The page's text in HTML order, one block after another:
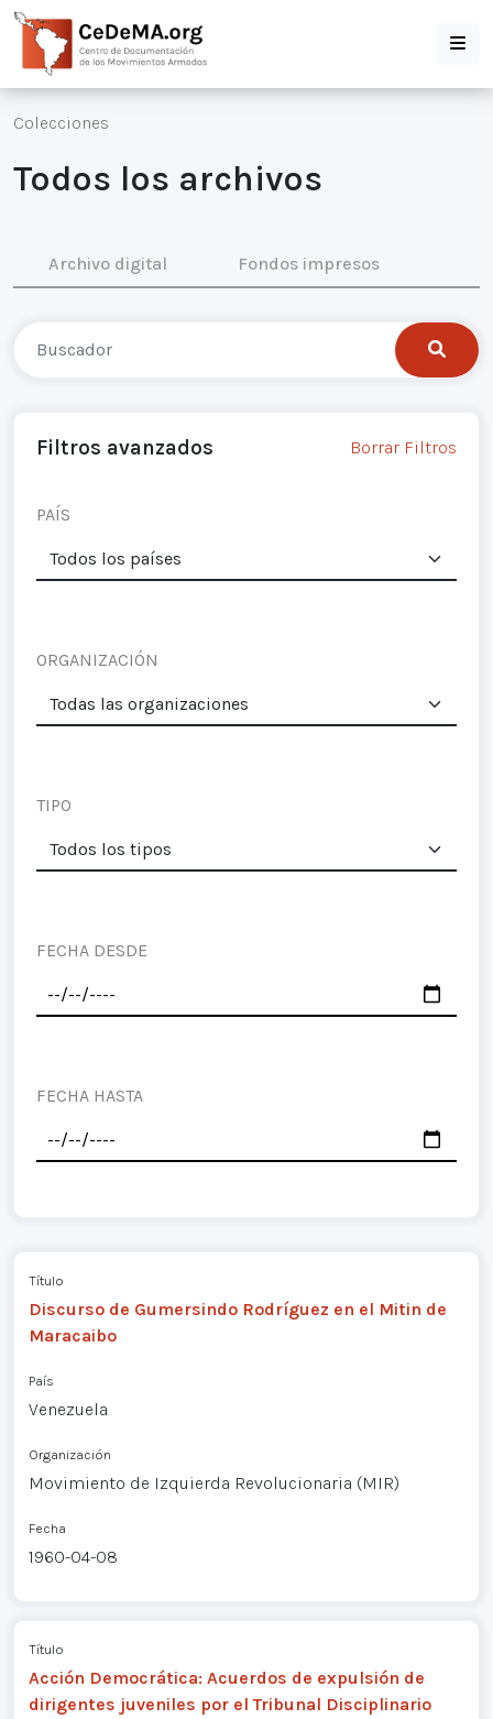
Colecciones
Todos los archivos
Archivo digital Fondos impresos
Filtros avanzados Borrar Filtros
PAÍS
ORGANIZACIÓN
TIPO
FECHA DESDE
FECHA HASTA
Título
Discurso de Gumersindo Rodríguez en el Mitin de
Maracaibo
País
Venezuela
Organización
Movimiento de Izquierda Revolucionaria (MIR)
Fecha
1960-04-08
Título
Acción Democrática: Acuerdos de expulsión de
dirigentes juveniles por el Tribunal Disciplinario